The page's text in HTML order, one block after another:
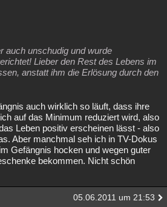
auch unschudig und wurde
Lieber den Rest des Lebens im
anstatt ihm die Erlösung durch den
auch wirklich so läuft, dass ihre
auf das Minimum reduziert wird, also
Leben positiv erscheinen lässt - also
Aber manchmal seh ich in TV-Dokus
Gefängnis hocken und wegen guter
bekommen. Nicht schön
05.06.2011 um 21:53